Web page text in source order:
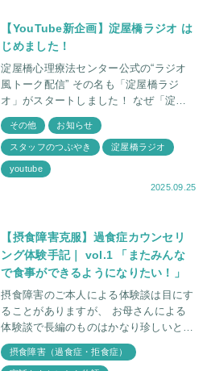
【YouTube新企画】淀屋橋ラジオ は
じめました！
淀屋橋心理療法センター公式の“ラジオ
風トーク配信” その名も「淀屋橋ラジ
オ」がスタートしました！ なぜ「淀屋
橋ラジオ」を始めたの？ これまで当セ
ンターでは、文章での情報発
その他 お知らせ
スタッフのつぶやき 淀屋橋ラジオ
youtube
2025.09.25
【摂食障害克服】過食症カウンセリ
ング体験手記｜ vol.1 「またみんな
で食事ができるようになりたい！」
摂食障害のご本人による体験談は目にす
ることがありますが、 お母さんによる
体験談で長編のものはかなり珍しいと思
います。 20代の過食症の娘さんのご相
談がとてもきれいに解決したケースで
摂食障害（過食症・拒食症）